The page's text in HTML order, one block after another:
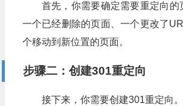
首先，你需要确定需要重定向的
一个已经删除的页面、一个更改了
个移动到新位置的页面。
步骤二：创建301重定向
接下来，你需要创建301重定向。